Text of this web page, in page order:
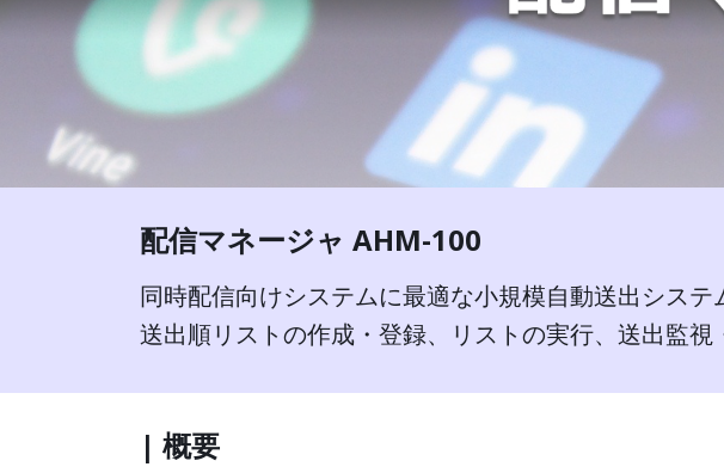
配信マネージャ AHM-100
同時配信向けシステムに最適な小規模自動送出システ
送出順リストの作成・登録、リストの実行、送出監視
| 概要